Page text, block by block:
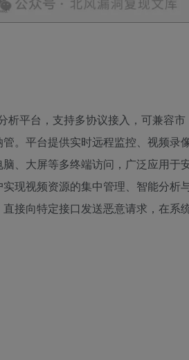
析平台，支持多协议接入，可兼容市
。平台提供实时远程监控、视频录
、大屏等多终端访问，广泛应用于
现视频资源的集中管理、智能分析
接向特定接口发送恶意请求，在系